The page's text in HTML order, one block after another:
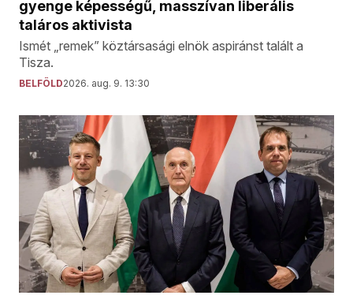
gyenge képességű, masszívan liberális
taláros aktivista
Ismét „remek” köztársasági elnök aspiránst talált a
Tisza.
BELFÖLD2026. aug. 9. 13:30